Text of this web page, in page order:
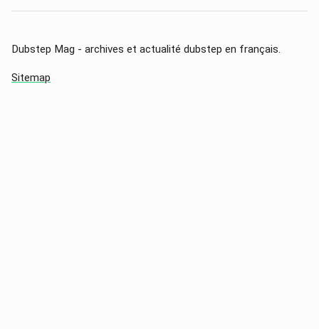
Dubstep Mag - archives et actualité dubstep en français.
Sitemap